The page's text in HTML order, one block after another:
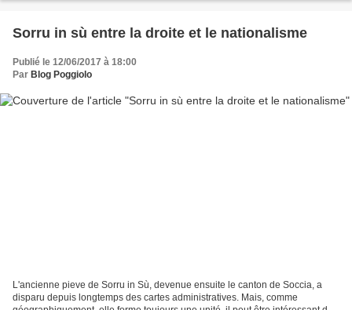
Sorru in sù entre la droite et le nationalisme
Publié le 12/06/2017 à 18:00
Par Blog Poggiolo
L'ancienne pieve de Sorru in Sù, devenue ensuite le canton de Soccia, a
disparu depuis longtemps des cartes administratives. Mais, comme